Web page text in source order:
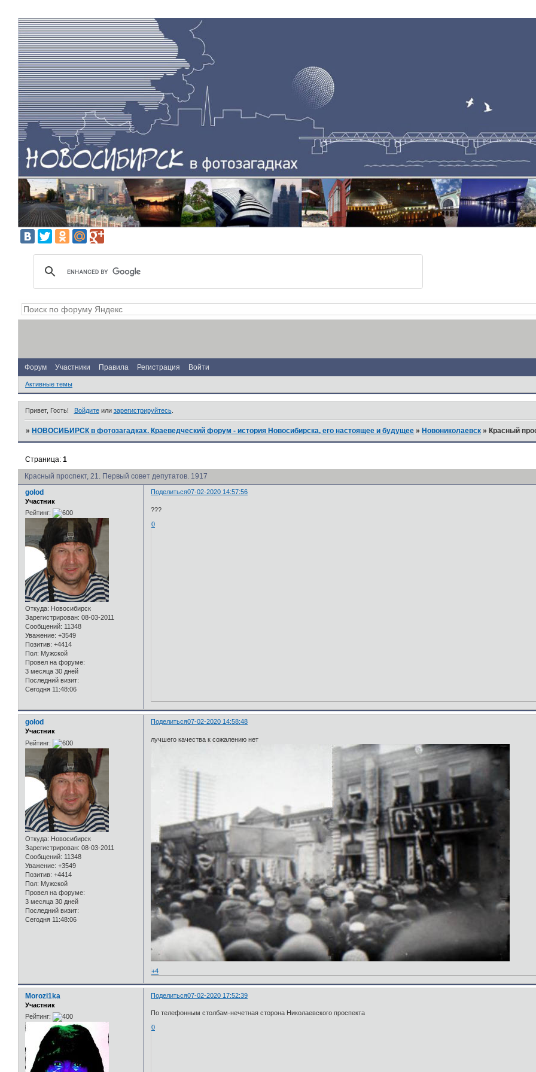
Форум Участники Правила Регистрация Войти
Активные темы
Привет, Гость! Войдитеили зарегистрируйтесь.
»НОВОСИБИРСК в фотозагадках. Краеведческий форум - история Новосибирска, его настоящее и будущее »Новониколаевск »Красный
Красный проспект, 21. Первый совет депутатов. 1917
Страница:1
Поделиться07-02-2020 14:57:56
golod
Участник
Рейтинг:
Откуда: Новосибирск
Зарегистрирован: 08-03-2011
Сообщений: 11348
Уважение: +3549
Позитив: +4414
Пол: Мужской
Провел на форуме:
3 месяца 30 дней
Последний визит:
Сегодня 11:48:06
???
0
Поделиться07-02-2020 14:58:48
golod
Участник
Рейтинг:
Откуда: Новосибирск
Зарегистрирован: 08-03-2011
Сообщений: 11348
Уважение: +3549
Позитив: +4414
Пол: Мужской
Провел на форуме:
3 месяца 30 дней
Последний визит:
Сегодня 11:48:06
лучшего качества к сожалению нет
+4
Поделиться07-02-2020 17:52:39
Morozi1ka
Участник
Рейтинг:
По телефонным столбам-нечетная сторона Николаевского проспекта
0